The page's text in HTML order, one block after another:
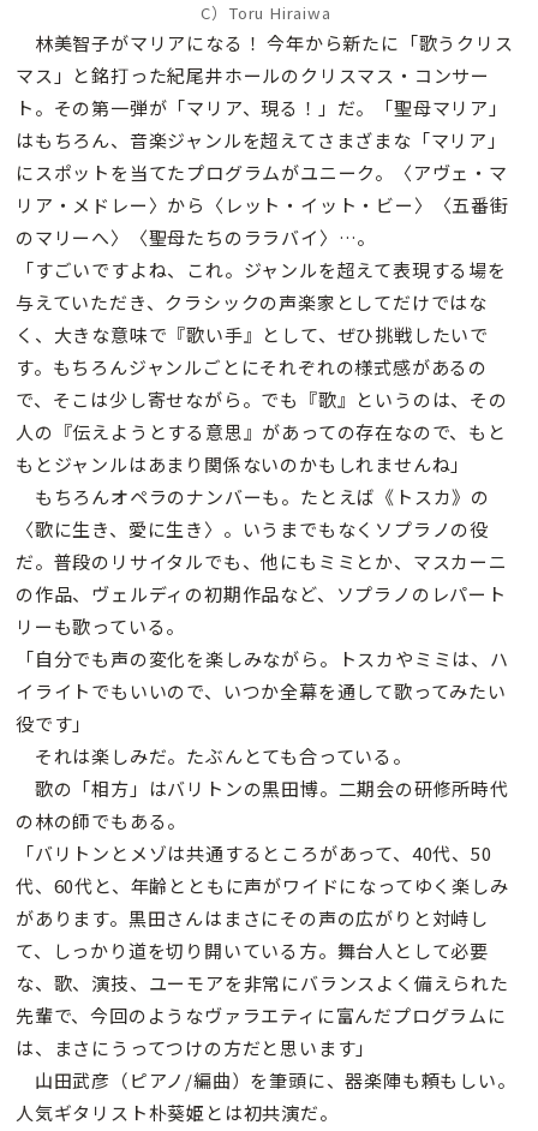
C）Toru Hiraiwa
林美智子がマリアになる！ 今年から新たに「歌うクリス
マス」と銘打った紀尾井ホールのクリスマス・コンサー
ト。その第一弾が「マリア、現る！」だ。「聖母マリア」
はもちろん、音楽ジャンルを超えてさまざまな「マリア」
にスポットを当てたプログラムがユニーク。〈アヴェ・マ
リア・メドレー〉から〈レット・イット・ビー〉〈五番街
のマリーへ〉〈聖母たちのララバイ〉…。
「すごいですよね、これ。ジャンルを超えて表現する場を
与えていただき、クラシックの声楽家としてだけではな
く、大きな意味で『歌い手』として、ぜひ挑戦したいで
す。もちろんジャンルごとにそれぞれの様式感があるの
で、そこは少し寄せながら。でも『歌』というのは、その
人の『伝えようとする意思』があっての存在なので、もと
もとジャンルはあまり関係ないのかもしれませんね」
もちろんオペラのナンバーも。たとえば《トスカ》の
〈歌に生き、愛に生き〉。いうまでもなくソプラノの役
だ。普段のリサイタルでも、他にもミミとか、マスカーニ
の作品、ヴェルディの初期作品など、ソプラノのレパート
リーも歌っている。
「自分でも声の変化を楽しみながら。トスカやミミは、ハ
イライトでもいいので、いつか全幕を通して歌ってみたい
役です」
それは楽しみだ。たぶんとても合っている。
歌の「相方」はバリトンの黒田博。二期会の研修所時代
の林の師でもある。
「バリトンとメゾは共通するところがあって、40代、50
代、60代と、年齢とともに声がワイドになってゆく楽しみ
があります。黒田さんはまさにその声の広がりと対峙し
て、しっかり道を切り開いている方。舞台人として必要
な、歌、演技、ユーモアを非常にバランスよく備えられた
先輩で、今回のようなヴァラエティに富んだプログラムに
は、まさにうってつけの方だと思います」
山田武彦（ピアノ/編曲）を筆頭に、器楽陣も頼もしい。
人気ギタリスト朴葵姫とは初共演だ。